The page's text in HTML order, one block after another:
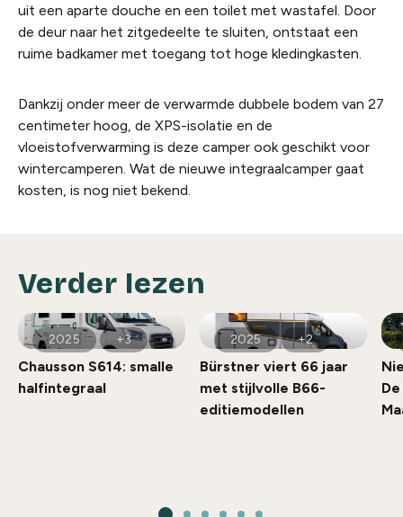
uit een aparte douche en een toilet met wastafel. Door
de deur naar het zitgedeelte te sluiten, ontstaat een
ruime badkamer met toegang tot hoge kledingkasten.
Dankzij onder meer de verwarmde dubbele bodem van 27
centimeter hoog, de XPS-isolatie en de
vloeistofverwarming is deze camper ook geschikt voor
wintercamperen. Wat de nieuwe integraalcamper gaat
kosten, is nog niet bekend.
Verder lezen
2025 +3
Chausson S614: smalle
halfintegraal
2025 +2
Bürstner viert 66 jaar
met stijlvolle B66-
editiemodellen